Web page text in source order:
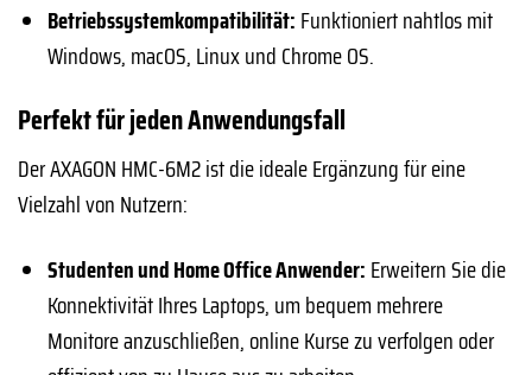
Betriebssystemkompatibilität: Funktioniert nahtlos mit
Windows, macOS, Linux und Chrome OS.
Perfekt für jeden Anwendungsfall
Der AXAGON HMC-6M2 ist die ideale Ergänzung für eine
Vielzahl von Nutzern:
Studenten und Home Office Anwender: Erweitern Sie die
Konnektivität Ihres Laptops, um bequem mehrere
Monitore anzuschließen, online Kurse zu verfolgen oder